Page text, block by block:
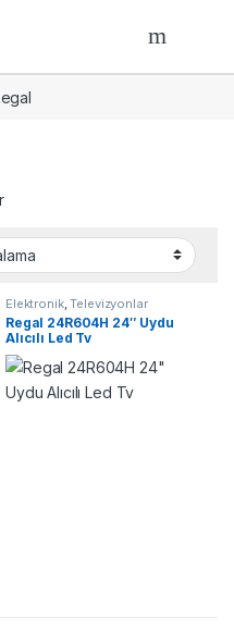
Elektronik,Televizyonlar
Regal 24R604H 24″ Uydu
Alıcılı Led Tv